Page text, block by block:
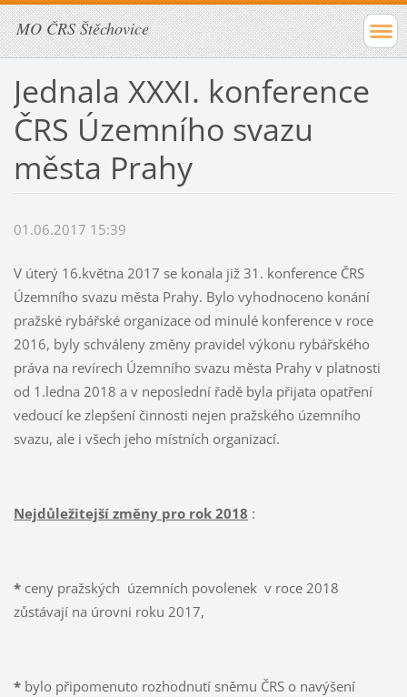
MO ČRS Štěchovice
Jednala XXXI. konference
ČRS Územního svazu
města Prahy
01.06.2017 15:39
V úterý 16.května 2017 se konala již 31. konference ČRS
Územního svazu města Prahy. Bylo vyhodnoceno konání
pražské rybářské organizace od minulé konference v roce
2016, byly schváleny změny pravidel výkonu rybářského
práva na revírech Územního svazu města Prahy v platnosti
od 1.ledna 2018 a v neposlední řadě byla přijata opatření
vedoucí ke zlepšení činnosti nejen pražského územního
svazu, ale i všech jeho místních organizací.
Nejdůležitejší změny pro rok 2018 :
*ceny pražských územních povolenek v roce 2018
zůstávají na úrovni roku 2017,
*bylo připomenuto rozhodnutí sněmu ČRS o navýšení